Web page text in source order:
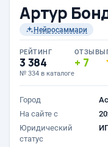
Артур
Нейросаммари
РЕЙТИНГ
3 384
№ 334 в каталоге
ОТЗЫВЫ
7
Город
На сайте с
Юридический
статус